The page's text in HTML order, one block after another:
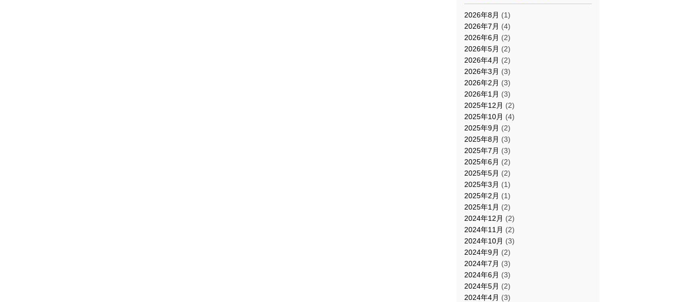
2026年8月 (1)
2026年7月 (4)
2026年6月 (2)
2026年5月 (2)
2026年4月 (2)
2026年3月 (3)
2026年2月 (3)
2026年1月 (3)
2025年12月 (2)
2025年10月 (4)
2025年9月 (2)
2025年8月 (3)
2025年7月 (3)
2025年6月 (2)
2025年5月 (2)
2025年3月 (1)
2025年2月 (1)
2025年1月 (2)
2024年12月 (2)
2024年11月 (2)
2024年10月 (3)
2024年9月 (2)
2024年7月 (3)
2024年6月 (3)
2024年5月 (2)
2024年4月 (3)